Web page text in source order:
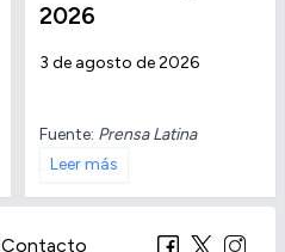
2026
3 de agosto de 2026
Fuente: Prensa Latina
Leer más
Contacto